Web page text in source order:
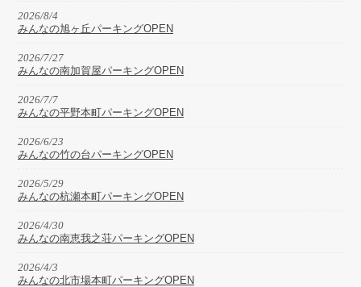
2026/8/4
みんなの旭ヶ丘パーキングOPEN
2026/7/27
みんなの南加賀屋パーキングOPEN
2026/7/7
みんなの平野本町パーキングOPEN
2026/6/23
みんなの竹の台パーキングOPEN
2026/5/29
みんなの杭瀬本町パーキングOPEN
2026/4/30
みんなの南恵我之荘パーキングOPEN
2026/4/3
みんなの北市場本町パーキングOPEN